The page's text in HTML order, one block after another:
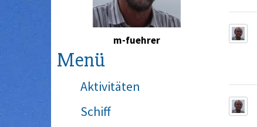
m-fuehrer
Menü
Aktivitäten
Schiff